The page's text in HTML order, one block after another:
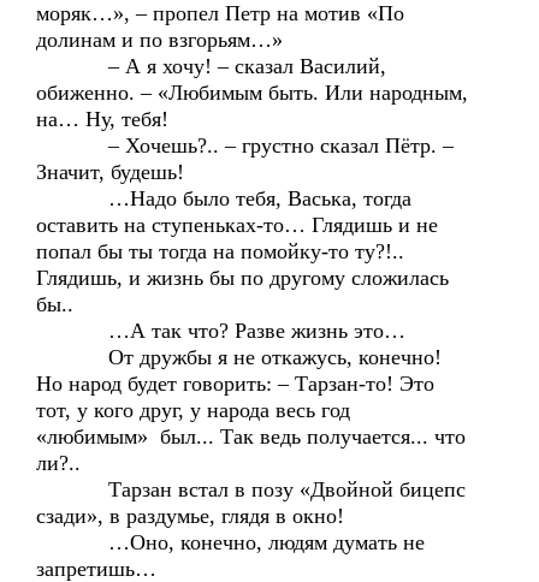
моряк…», – пропел Петр на мотив «По
долинам и по взгорьям…»
– А я хочу! – сказал Василий,
обиженно. – «Любимым быть. Или народным,
на… Ну, тебя!
– Хочешь?.. – грустно сказал Пётр. –
Значит, будешь!
…Надо было тебя, Васька, тогда
оставить на ступеньках-то… Глядишь и не
попал бы ты тогда на помойку-то ту?!..
Глядишь, и жизнь бы по другому сложилась
бы..
…А так что? Разве жизнь это…
От дружбы я не откажусь, конечно!
Но народ будет говорить: – Тарзан-то! Это
тот, у кого друг, у народа весь год
«любимым» был... Так ведь получается... что
ли?..
Тарзан встал в позу «Двойной бицепс
сзади», в раздумье, глядя в окно!
…Оно, конечно, людям думать не
запретишь…